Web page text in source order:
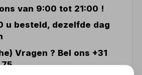
van 9:00 tot 21:00 !
u besteld, dezelfde dag
Vragen ? Bel ons +31
75